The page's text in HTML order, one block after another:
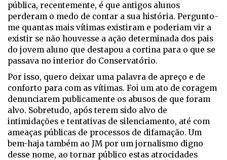
pública, recentemente, é que antigos alunos
perderam o medo de contar a sua história. Pergunto-
me quantas mais vítimas existiram e poderiam vir a
existir se não houvesse a ação determinada dos pais
do jovem aluno que destapou a cortina para o que se
passava no interior do Conservatório.
Por isso, quero deixar uma palavra de apreço e de
conforto para com as vítimas. Foi um ato de coragem
denunciarem publicamente os abusos de que foram
alvo. Sobretudo, após terem sido alvo de
intimidações e tentativas de silenciamento, até com
ameaças públicas de processos de difamação. Um
bem-haja também ao JM por um jornalismo digno
desse nome, ao tornar público estas atrocidades